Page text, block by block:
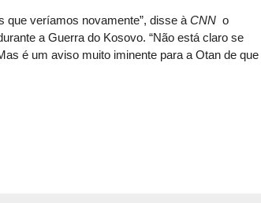
que veríamos novamente”, disse à CNN o
a Guerra do Kosovo. “Não está claro se
é um aviso muito iminente para a Otan de que